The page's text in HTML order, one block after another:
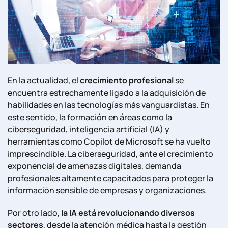
En la actualidad, elcrecimiento profesionalse
encuentra estrechamente ligado a la adquisición de
habilidades en las tecnologías más vanguardistas. En
este sentido, la formación en áreas como la
ciberseguridad, inteligencia artificial (IA) y
herramientas como Copilot de Microsoft se ha vuelto
imprescindible. La ciberseguridad, ante el crecimiento
exponencial de amenazas digitales, demanda
profesionales altamente capacitados para proteger la
información sensible de empresas y organizaciones.
Por otro lado, la IA está revolucionando diversos
sectores, desde la atención médica hasta la gestión